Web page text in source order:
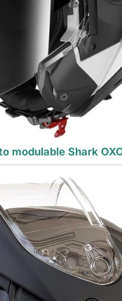
modulable Shark